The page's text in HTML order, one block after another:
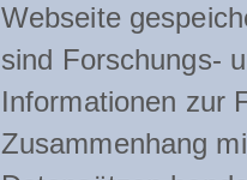
Webseite
sind Forschungs-
Informationen zur
Zusammenhang